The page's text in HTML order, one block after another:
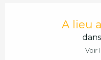
Ouverture et
A lieu
Voir